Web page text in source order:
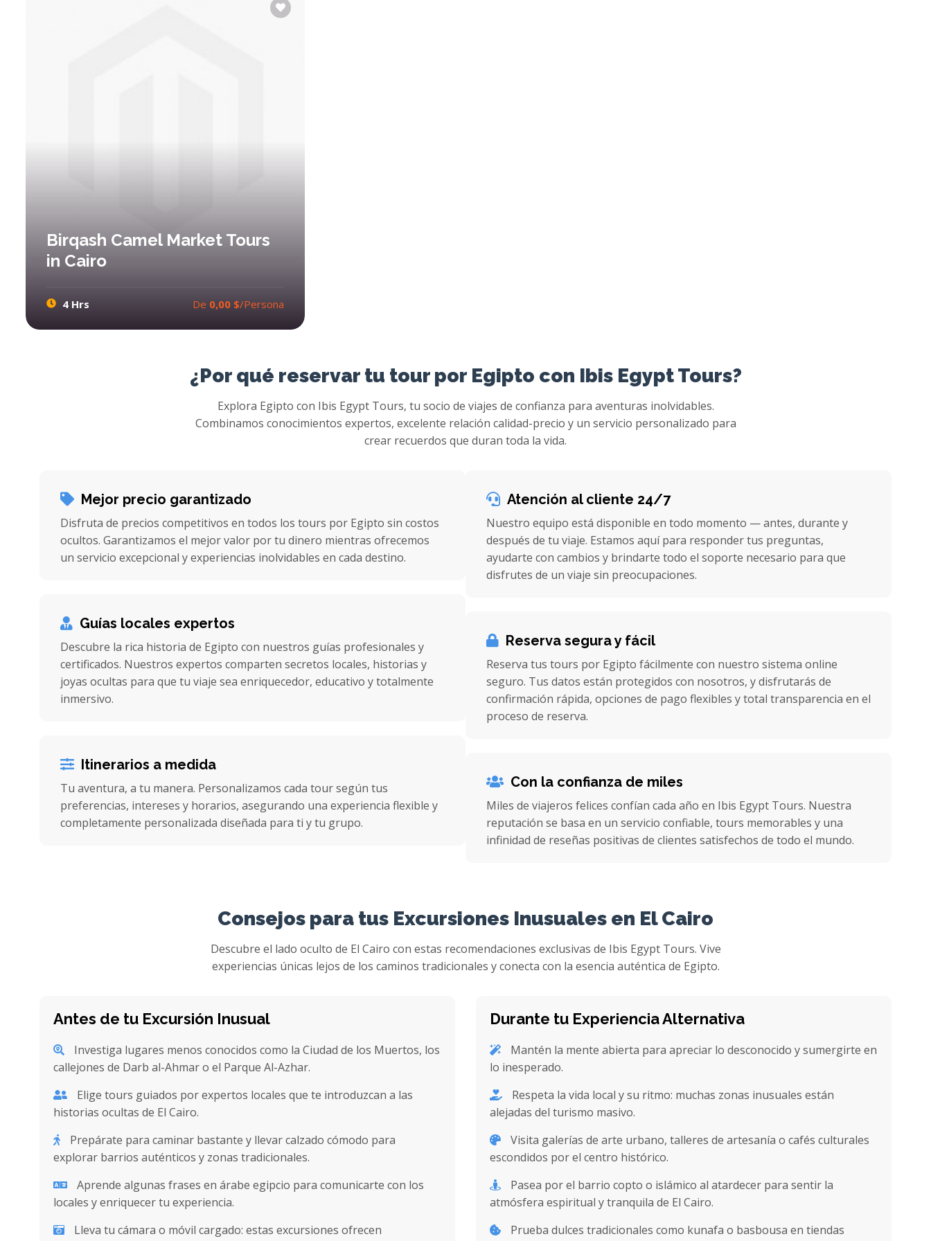
Birqash Camel Market Tours
in Cairo
4 Hrs De 0,00 $/Persona
¿Por qué reservar tu tour por Egipto con Ibis Egypt Tours?
Explora Egipto con Ibis Egypt Tours, tu socio de viajes de confianza para aventuras inolvidables.
Combinamos conocimientos expertos, excelente relación calidad-precio y un servicio personalizado para
crear recuerdos que duran toda la vida.
Mejor precio garantizado
Disfruta de precios competitivos en todos los tours por Egipto sin costos
ocultos. Garantizamos el mejor valor por tu dinero mientras ofrecemos
un servicio excepcional y experiencias inolvidables en cada destino.
Guías locales expertos
Descubre la rica historia de Egipto con nuestros guías profesionales y
certificados. Nuestros expertos comparten secretos locales, historias y
joyas ocultas para que tu viaje sea enriquecedor, educativo y totalmente
inmersivo.
Itinerarios a medida
Tu aventura, a tu manera. Personalizamos cada tour según tus
preferencias, intereses y horarios, asegurando una experiencia flexible y
completamente personalizada diseñada para ti y tu grupo.
Atención al cliente 24/7
Nuestro equipo está disponible en todo momento — antes, durante y
después de tu viaje. Estamos aquí para responder tus preguntas,
ayudarte con cambios y brindarte todo el soporte necesario para que
disfrutes de un viaje sin preocupaciones.
Reserva segura y fácil
Reserva tus tours por Egipto fácilmente con nuestro sistema online
seguro. Tus datos están protegidos con nosotros, y disfrutarás de
confirmación rápida, opciones de pago flexibles y total transparencia en el
proceso de reserva.
Con la confianza de miles
Miles de viajeros felices confían cada año en Ibis Egypt Tours. Nuestra
reputación se basa en un servicio confiable, tours memorables y una
infinidad de reseñas positivas de clientes satisfechos de todo el mundo.
Consejos para tus Excursiones Inusuales en El Cairo
Descubre el lado oculto de El Cairo con estas recomendaciones exclusivas de Ibis Egypt Tours. Vive
experiencias únicas lejos de los caminos tradicionales y conecta con la esencia auténtica de Egipto.
Antes de tu Excursión Inusual
Investiga lugares menos conocidos como la Ciudad de los Muertos, los
callejones de Darb al-Ahmar o el Parque Al-Azhar.
Elige tours guiados por expertos locales que te introduzcan a las
historias ocultas de El Cairo.
Prepárate para caminar bastante y llevar calzado cómodo para
explorar barrios auténticos y zonas tradicionales.
Aprende algunas frases en árabe egipcio para comunicarte con los
locales y enriquecer tu experiencia.
Lleva tu cámara o móvil cargado: estas excursiones ofrecen
Durante tu Experiencia Alternativa
Mantén la mente abierta para apreciar lo desconocido y sumergirte en
lo inesperado.
Respeta la vida local y su ritmo: muchas zonas inusuales están
alejadas del turismo masivo.
Visita galerías de arte urbano, talleres de artesanía o cafés culturales
escondidos por el centro histórico.
Pasea por el barrio copto o islámico al atardecer para sentir la
atmósfera espiritual y tranquila de El Cairo.
Prueba dulces tradicionales como kunafa o basbousa en tiendas